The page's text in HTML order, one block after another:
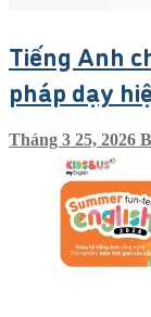
Tiếng Anh
pháp dạy
Tháng 3 25, 2026